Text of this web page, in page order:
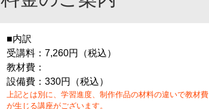
■内訳
受講料：7,260円（税込）
教材費：
設備費：330円（税込）
上記とは別に、学習進度、制作作品の材料の違いで教材費
が生じる講座がございます。